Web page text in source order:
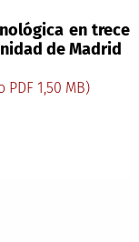
en trece
de Madrid
1,50 MB)